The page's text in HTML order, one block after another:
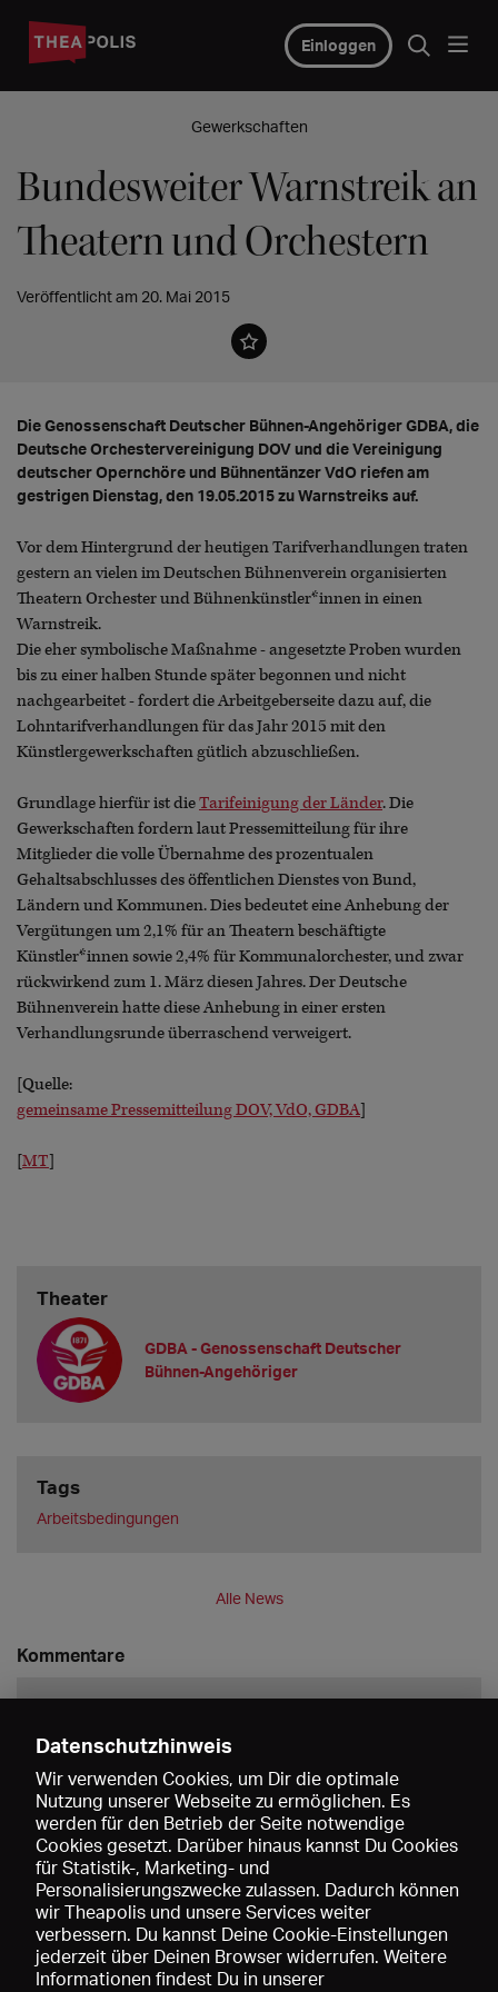
Einloggen
Gewerkschaften
Bundesweiter Warnstreik an
Theatern und Orchestern
Veröffentlicht am 20. Mai 2015
Die Genossenschaft Deutscher Bühnen-Angehöriger GDBA, die
Deutsche Orchestervereinigung DOV und die Vereinigung
deutscher Opernchöre und Bühnentänzer VdO riefen am
gestrigen Dienstag, den 19.05.2015 zu Warnstreiks auf.
Vor dem Hintergrund der heutigen Tarifverhandlungen traten
gestern an vielen im Deutschen Bühnenverein organisierten
Theatern Orchester und Bühnenkünstler*innen in einen
Warnstreik.
Die eher symbolische Maßnahme - angesetzte Proben wurden
bis zu einer halben Stunde später begonnen und nicht
nachgearbeitet - fordert die Arbeitgeberseite dazu auf, die
Lohntarifverhandlungen für das Jahr 2015 mit den
Künstlergewerkschaften gütlich abzuschließen.
Grundlage hierfür ist dieTarifeinigung der Länder. Die
Gewerkschaften fordern laut Pressemitteilung für ihre
Mitglieder die volle Übernahme des prozentualen
Gehaltsabschlusses des öffentlichen Dienstes von Bund,
Ländern und Kommunen. Dies bedeutet eine Anhebung der
Vergütungen um 2,1% für an Theatern beschäftigte
Künstler*innen sowie 2,4% für Kommunalorchester, und zwar
rückwirkend zum 1. März diesen Jahres. Der Deutsche
Bühnenverein hatte diese Anhebung in einer ersten
Verhandlungsrunde überraschend verweigert.
[Quelle:
gemeinsame Pressemitteilung DOV, VdO, GDBA]
[MT]
Theater
GDBA - Genossenschaft Deutscher
Bühnen-Angehöriger
Tags
Arbeitsbedingungen
Alle News
Kommentare
Speichern
Datenschutzhinweis
Wir verwenden Cookies, um Dir die optimale
Nutzung unserer Webseite zu ermöglichen. Es
werden für den Betrieb der Seite notwendige
Cookies gesetzt. Darüber hinaus kannst Du Cookies
für Statistik-, Marketing- und
Personalisierungszwecke zulassen. Dadurch können
wir Theapolis und unsere Services weiter
verbessern. Du kannst Deine Cookie-Einstellungen
jederzeit über Deinen Browser widerrufen. Weitere
Informationen findest Du in unserer